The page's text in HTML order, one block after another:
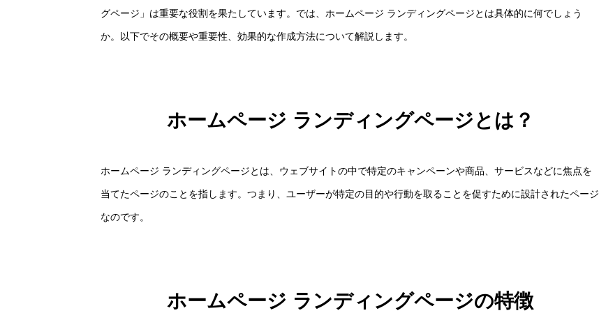
グページ」は重要な役割を果たしています。では、ホームページ ランディングページとは具体的に何でしょう
か。以下でその概要や重要性、効果的な作成方法について解説します。
ホームページ ランディングページとは？
ホームページ ランディングページとは、ウェブサイトの中で特定のキャンペーンや商品、サービスなどに焦点を
当てたページのことを指します。つまり、ユーザーが特定の目的や行動を取ることを促すために設計されたページ
なのです。
ホームページ ランディングページの特徴